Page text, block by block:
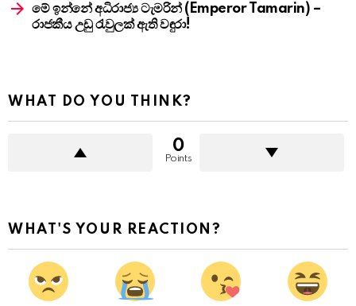
මේ ඉන්නේ අධිරාජ්‍ය ටැමරින් (Emperor Tamarin) –
රාජකීය උඩු රැවුලක් ඇති වඳුරා!
WHAT DO YOU THINK?
0
Points
WHAT'S YOUR REACTION?